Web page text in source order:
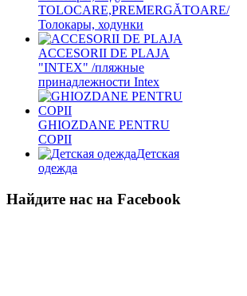
TOLOCARE,PREMERGĂTOARE/
Толокары, ходунки
ACCESORII DE PLAJA
"INTEX" /пляжные
принадлежности Intex
GHIOZDANE PENTRU
COPII
Детская
одежда
Найдите нас на Facebook